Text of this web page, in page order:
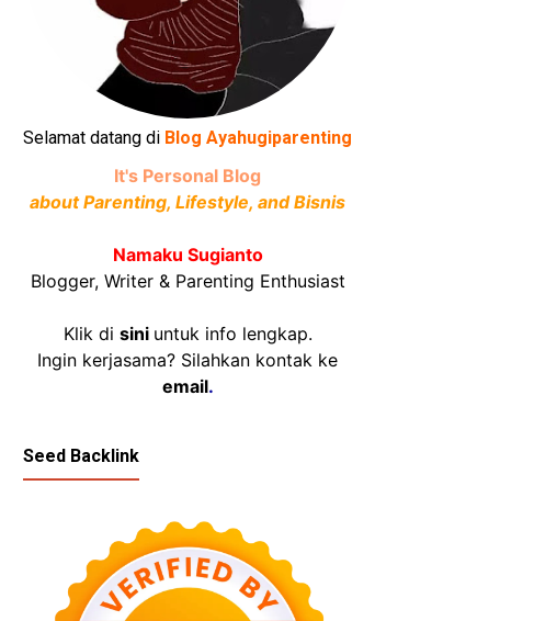
Selamat datang di Blog Ayahugiparenting
It's Personal Blog
about Parenting, Lifestyle, and Bisnis
Namaku Sugianto
Blogger, Writer & Parenting Enthusiast
Klik di sini untuk info lengkap.
Ingin kerjasama? Silahkan kontak ke
email.
Seed Backlink